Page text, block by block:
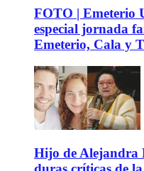
FOTO | Emeterio
especial jornada
Emeterio, Cala y
Hijo de Alejandra